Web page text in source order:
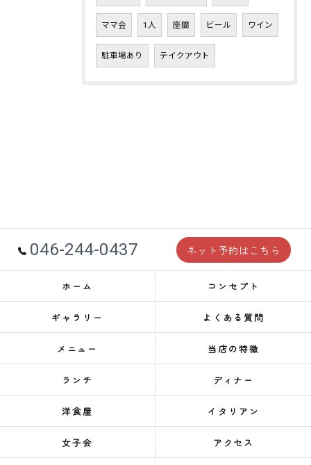
ママ会 1人 座間 ビール ワイン
駐車場あり テイクアウト
046-244-0437 ネット予約はこちら
ホーム コンセプト
ギャラリー よくある質問
メニュー 当店の特徴
ランチ ディナー
洋食屋 イタリアン
女子会 アクセス